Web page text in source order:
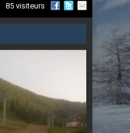
85 visiteurs